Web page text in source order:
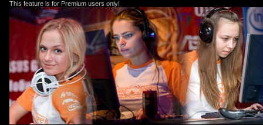
This feature is for Premium users only!